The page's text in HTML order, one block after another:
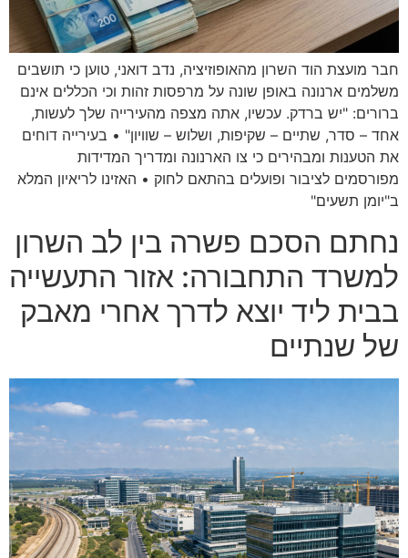
חבר מועצת הוד השרון מהאופוזיציה, נדב דואני, טוען כי תושבים
משלמים ארנונה באופן שונה על מרפסות זהות וכי הכללים אינם
ברורים: "יש ברדק. עכשיו, אתה מצפה מהעירייה שלך לעשות,
אחד – סדר, שתיים – שקיפות, ושלוש – שוויון" • בעירייה דוחים
את הטענות ומבהירים כי צו הארנונה ומדריך המדידות
מפורסמים לציבור ופועלים בהתאם לחוק • האזינו לריאיון המלא
ב"יומן תשעים"
נחתם הסכם פשרה בין לב השרון
למשרד התחבורה: אזור התעשייה
בבית ליד יוצא לדרך אחרי מאבק
של שנתיים